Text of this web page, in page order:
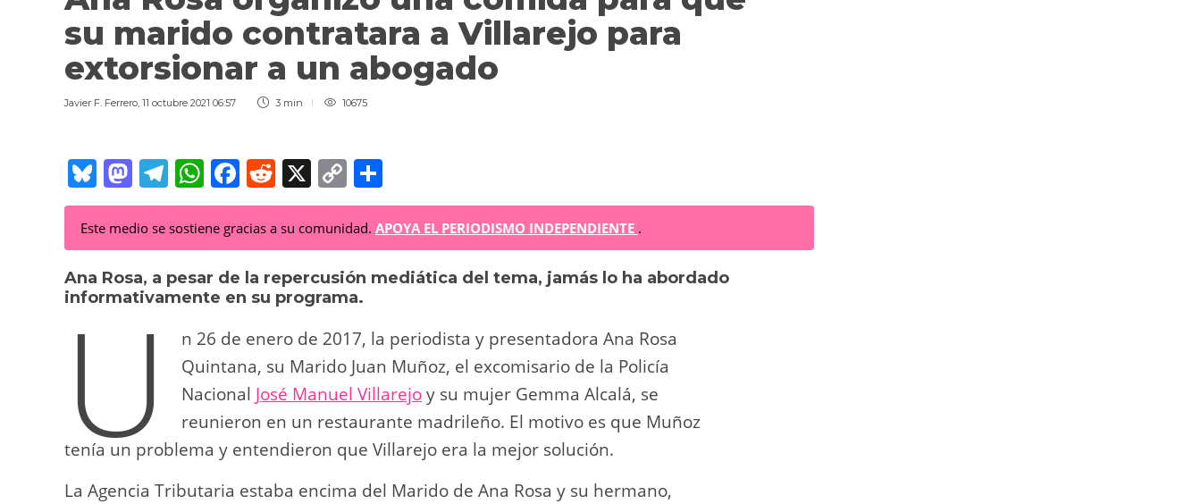
su marido contratara a Villarejo para
extorsionar a un abogado
Javier F. Ferrero 11 octubre 2021 06:57 3 min 10675
Bl
u
e
sk
y
M
a
st
o
d
o
n
T
el
e
gr
a
m
W
h
at
s
A
p
p
F
a
c
e
b
o
o
k
R
e
d
di
t
X C
o
p
y
Li
n
k
o
m
p
ar
Este medio se sostiene gracias a su comunidad. APOYA EL PERIODISMO INDEPENDIENTE .
Ana Rosa, a pesar de la repercusión mediática del tema, jamás lo ha abordado
informativamente en su programa.
U
n 26 de enero de 2017, la periodista y presentadora Ana Rosa
Quintana, su Marido Juan Muñoz, el excomisario de la Policía
Nacional José Manuel Villarejoy su mujer Gemma Alcalá, se
reunieron en un restaurante madrileño. El motivo es que Muñoz
tenía un problema y entendieron que Villarejo era la mejor solución.
La Agencia Tributaria estaba encima del Marido de Ana Rosa y su hermano,